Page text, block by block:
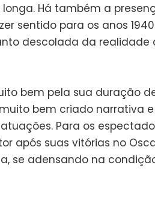
Há também a
sentido para os anos
descolada da realidade
bem pela sua duração
bem criado narrativa e
Para os
após suas vitórias no
se adensando na